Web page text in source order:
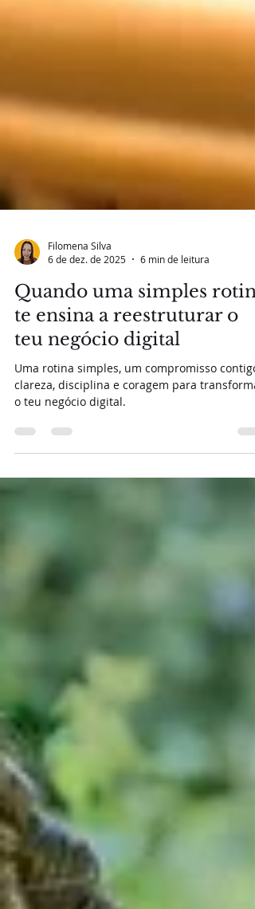
Filomena Silva
6 min de leitura
Quando uma simples rotina
te ensina a reestruturar o
teu negócio digital
Uma rotina simples, um compromisso contigo:
clareza, disciplina e coragem para